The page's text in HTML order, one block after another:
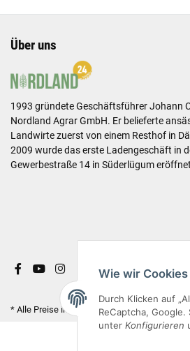
Über uns
1993 gründete Geschäftsführer Johann
Nordland Agrar GmbH. Er belieferte
Landwirte zuerst von einem Resthof in
2009 wurde das erste Ladengeschäft in
Gewerbestraße 14 in Süderlügum
* Alle Preise inkl. gesetzlicher USt. &
Wie wir
Durch Klicken auf
ReCaptcha,
unter Konfigurieren